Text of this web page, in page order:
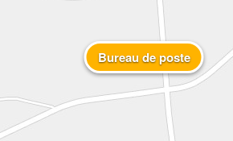
Bureau de poste